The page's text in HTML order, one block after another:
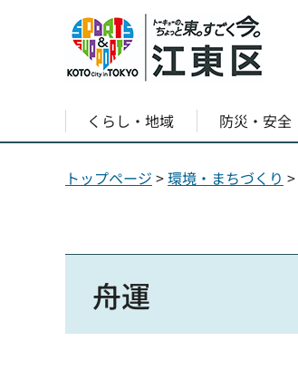
くらし・地域 防災・安全
トップページ >環境・まちづくり >
舟運